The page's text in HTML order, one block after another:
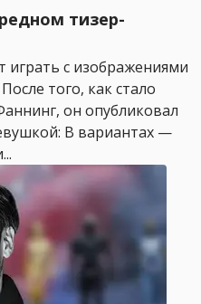
тизер-
с изображениями
того, как стало
он опубликовал
В вариантах —